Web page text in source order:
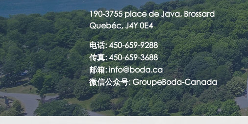
190-3755 place de Java, Brossard
Quebéc, J4Y 0E4
电话: 450-659-9288
传真: 450-659-3688
邮箱:info@boda.ca
微信公众号: GroupeBoda-Canada